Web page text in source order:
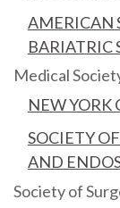
AMERICAN
BARIATRIC
Medical
NEW YORK
SOCIETY
AND
Society of